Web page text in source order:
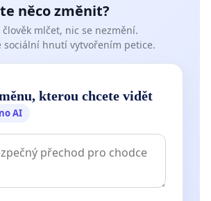
něco změnit?
mlčet, nic se nezmění.
sociální hnutí vytvořením petice.
kterou chcete vidět
AI